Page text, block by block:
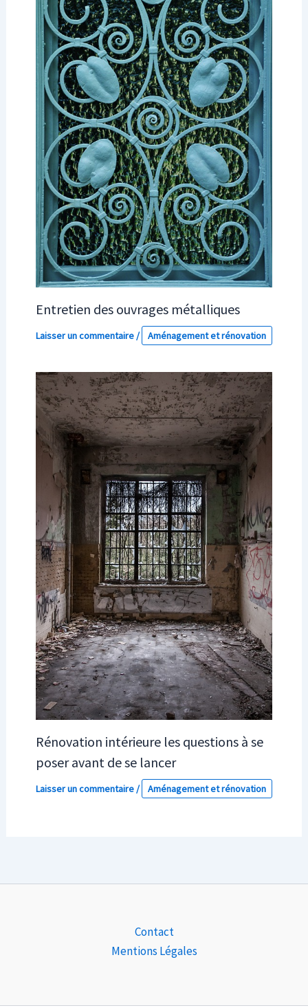
Entretien des ouvrages métalliques
Laisser un commentaire / Aménagement et rénovation
Rénovation intérieure les questions à se
poser avant de se lancer
Laisser un commentaire/ Aménagement et rénovation
Contact
Mentions Légales